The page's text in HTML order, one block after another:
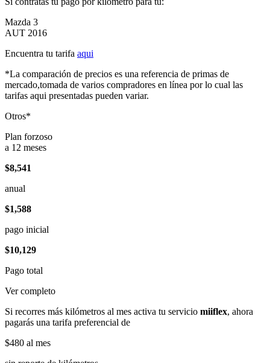
Mazda 3
AUT 2016
Encuentra tu tarifa aqui
*La comparación de precios es una referencia de primas de
mercado,tomada de varios compradores en línea por lo cual las
tarifas aqui presentadas pueden variar.
Otros*
Plan forzoso
a 12 meses
$8,541
anual
$1,588
pago inicial
$10,129
Pago total
Ver completo
Si recorres más kilómetros al mes activa tu servicio miiflex, ahora
pagarás una tarifa preferencial de
$480 al mes